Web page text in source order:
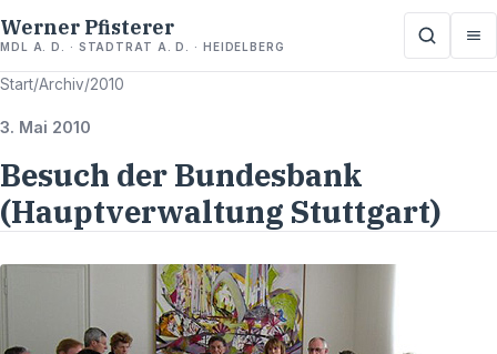
Werner Pfisterer
MDL A. D. · STADTRAT A. D. · HEIDELBERG
Start/Archiv/2010
3. Mai 2010
Besuch der Bundesbank
(Hauptverwaltung Stuttgart)